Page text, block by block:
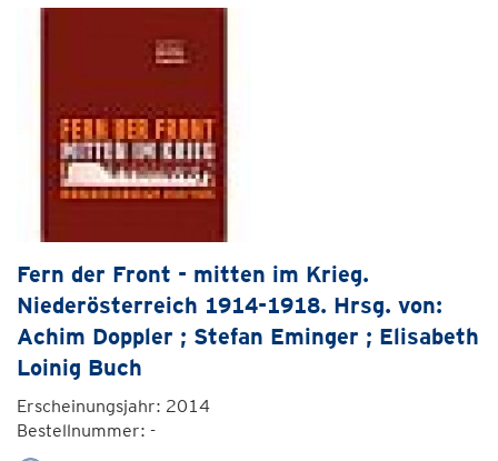
Fern der Front - mitten im Krieg.
Niederösterreich 1914-1918. Hrsg. von:
Achim Doppler ; Stefan Eminger ; Elisabeth
Loinig Buch
Erscheinungsjahr: 2014
Bestellnummer: -